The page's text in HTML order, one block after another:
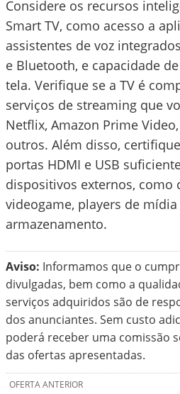
Considere os recursos
Smart TV, como acesso a
assistentes de voz
e Bluetooth, e capacidade
tela. Verifique se a TV é
serviços de streaming que
Netflix, Amazon Prime
outros. Além disso,
portas HDMI e USB
dispositivos externos, como
videogame, players de
armazenamento.
Aviso: Informamos que o
divulgadas, bem como a
serviços adquiridos são de
dos anunciantes. Sem custo
poderá receber uma comissão
das ofertas apresentadas.
OFERTA ANTERIOR